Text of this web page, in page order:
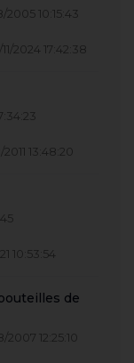
2005 10:15:43
2024 17:42:38
13:48:20
10:53:54
de
2007 12:25:10